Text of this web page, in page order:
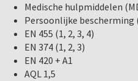
Medische hulpmiddelen
Persoonlijke bescherming
EN 455 (1, 2, 3, 4)
EN 374 (1, 2, 3)
EN 420 + A1
AQL 1,5